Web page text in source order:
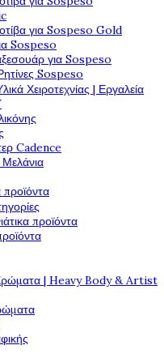
για Sospeso Gold
Sospeso
για Sospeso
Sospeso
Χειροτεχνίας | Εργαλεία
Cadence
προϊόντα
| Heavy Body & Artist